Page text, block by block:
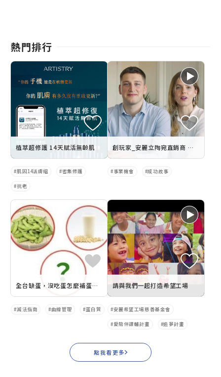
熱門排行
植萃超修護 14天賦活無齡肌
肌因14活膚組 密集修護
抗老
創玩家_安麗立陶宛直銷商 札內塔&維洛斯
事業機會 成功故事
全台缺蛋，沒吃蛋怎麼補蛋白質？4種食物把植物性蛋白質補好補滿
減法指南 曲線管理 蛋白質
請與我們一起打造希望工場
安麗希望工場慈善基金會
愛陪伴課輔計畫 追夢計畫
點我看更多